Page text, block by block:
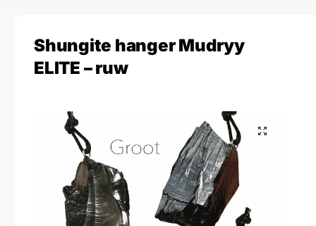
Shungite hanger Mudryy
ELITE – ruw